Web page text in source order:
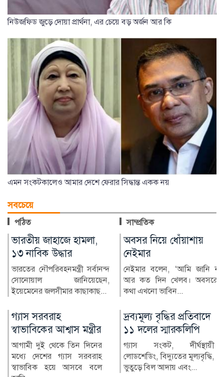
নিউজফিড জুড়ে দোয়া প্রার্থনা, এর চেয়ে বড় অর্জন আর কি
এমন সংকটকালেও আমার দেশে ফেরার সিদ্ধান্ত একক নয়
সবচেয়ে
পঠিত সাম্প্রতিক
অবসর নিয়ে ধোঁয়াশায়
নেইমার
নেইমার বলেন, ‘আমি জানি না
আর কত দিন খেলব। অবসরের
কথা এখনো ভাবিন...
কিয়েভে রাশিয়ার ক্ষেপণাস্ত্র
ও ড্রোন হামলায় নিহত ১৭
ইউক্রেনের রাজধানী কিয়েভে
রাশিয়ার ব্যাপক ক্ষেপণাস্ত...
দ্রব্যমূল্য বৃদ্ধির প্রতিবাদে
১১ দলের স্মারকলিপি
গ্যাস সংকট, দীর্ঘস্থায়ী
লোডশেডিং, বিদ্যুতের মূল্যবৃদ্ধি,
ভুতুড়ে বিল আদায় এবং...
২৪ ঘণ্টায় হামে আক্রান্ত
৮১৮, মৃত্যু ৬
দেশে গত ২৪ ঘণ্টায় হামের
উপসর্গ নিয়ে আরও ৬ জনের
মৃত্যু হয়েছে। একই সময়ে হাম